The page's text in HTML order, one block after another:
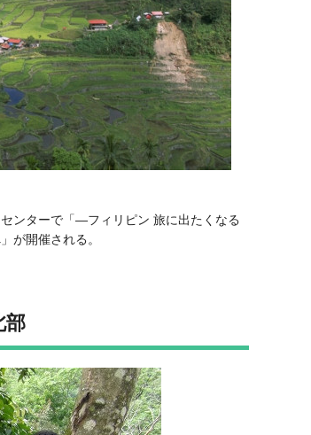
ンターで「―フィリピン 旅に出たくなる
が開催される。
部